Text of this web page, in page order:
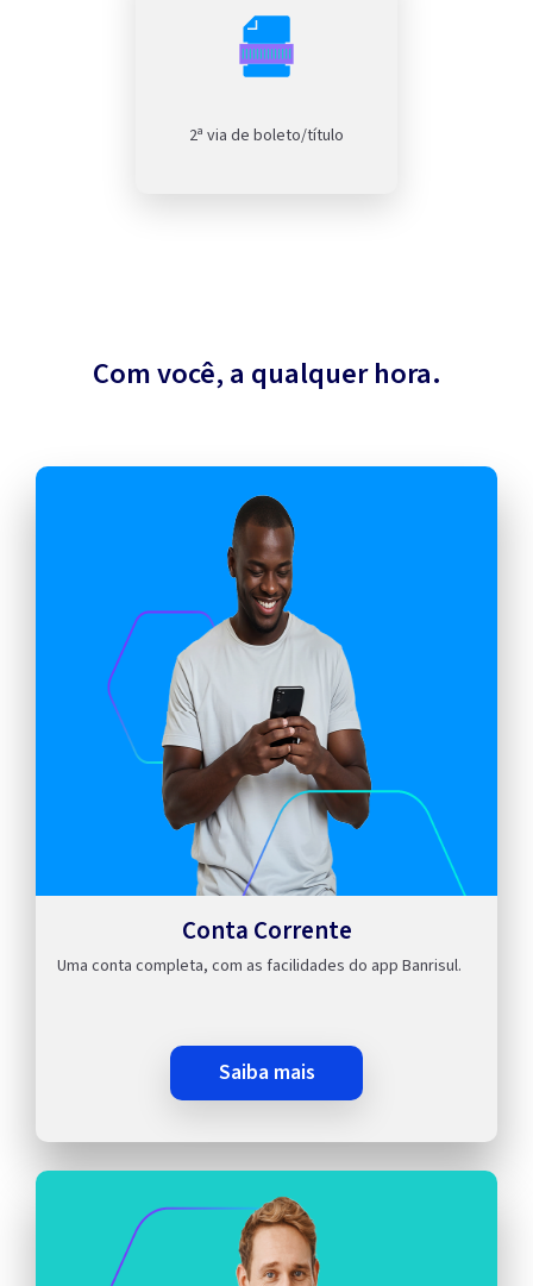
2ª via de boleto/título
Com você, a qualquer hora.
Conta Corrente
Uma conta completa, com as facilidades do app Banrisul.
saiba mais